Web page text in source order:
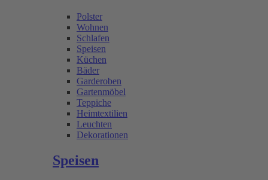
Polster
Wohnen
Schlafen
Speisen
Küchen
Bäder
Garderoben
Gartenmöbel
Teppiche
Heimtextilien
Leuchten
Dekorationen
Speisen